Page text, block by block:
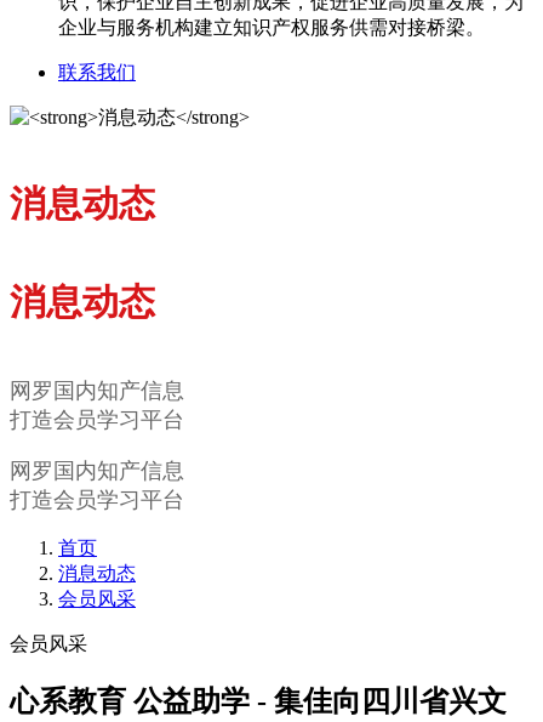
企业与服务机构建立知识产权服务供需对接桥梁。
联系我们
消息动态
消息动态
网罗国内知产信息
打造会员学习平台
网罗国内知产信息
打造会员学习平台
首页
消息动态
会员风采
会员风采
心系教育 公益助学 - 集佳向四川省兴文